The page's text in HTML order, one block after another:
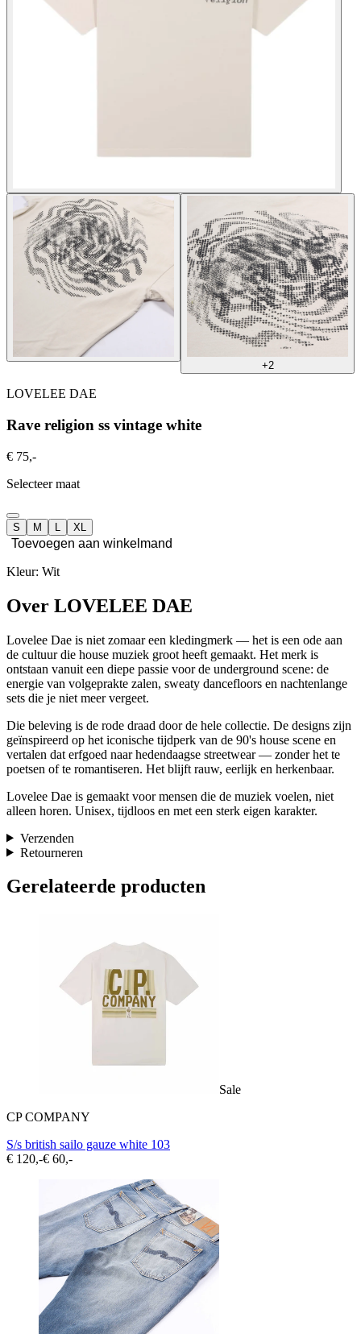
+2
LOVELEE DAE
Rave religion ss vintage white
€ 75,-
Selecteer maat
S M L XL
Toevoegen aan winkelmand
Kleur: Wit
Over LOVELEE DAE
Lovelee Dae is niet zomaar een kledingmerk — het is een ode aan
de cultuur die house muziek groot heeft gemaakt. Het merk is
ontstaan vanuit een diepe passie voor de underground scene: de
energie van volgeprakte zalen, sweaty dancefloors en nachtenlange
sets die je niet meer vergeet.
Die beleving is de rode draad door de hele collectie. De designs zijn
geïnspireerd op het iconische tijdperk van de 90's house scene en
vertalen dat erfgoed naar hedendaagse streetwear — zonder het te
poetsen of te romantiseren. Het blijft rauw, eerlijk en herkenbaar.
Lovelee Dae is gemaakt voor mensen die de muziek voelen, niet
alleen horen. Unisex, tijdloos en met een sterk eigen karakter.
Verzenden
Retourneren
Gerelateerde producten
Sale
CP COMPANY
S/s british sailo gauze white 103
€ 120,-€ 60,-